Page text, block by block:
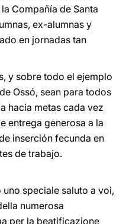
Compañía de Santa
ex-alumnas y
en jornadas tan
y sobre todo el ejemplo
Ossó, sean para todos
hacia metas cada vez
entrega generosa a la
inserción fecunda en
de trabajo.
speciale saluto a voi,
numerosa
per la beatificazione